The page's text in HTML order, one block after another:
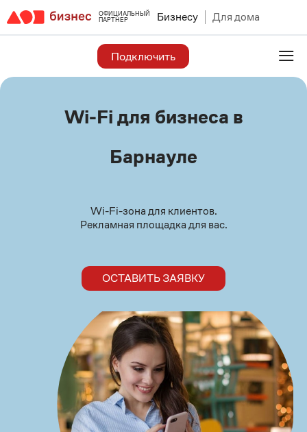
ОФИЦИАЛЬНЫЙ
ПАРТНЕР Бизнесу Для дома
Подключить ≡
Wi-Fi для бизнеса в
Барнауле
Wi-Fi-зона для клиентов.
Рекламная площадка для вас.
ОСТАВИТЬ ЗАЯВКУ